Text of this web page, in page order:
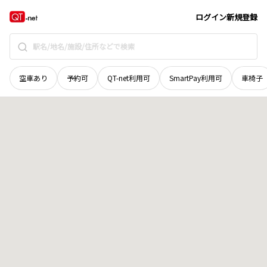
ログイン新規登録
空車あり 予約可 QT-net利用可 SmartPay利用可 車椅子
愛媛県